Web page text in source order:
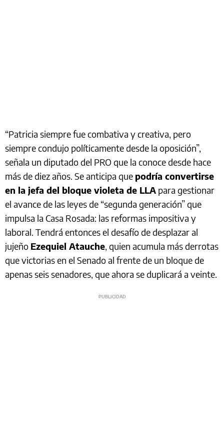
“Patricia siempre fue combativa y creativa, pero
siempre condujo políticamente desde la oposición”,
señala un diputado del PRO que la conoce desde hace
más de diez años. Se anticipa que podría convertirse
en la jefa del bloque violeta de LLA para gestionar
el avance de las leyes de “segunda generación” que
impulsa la Casa Rosada: las reformas impositiva y
laboral. Tendrá entonces el desafío de desplazar al
jujeño Ezequiel Atauche, quien acumula más derrotas
que victorias en el Senado al frente de un bloque de
apenas seis senadores, que ahora se duplicará a veinte.